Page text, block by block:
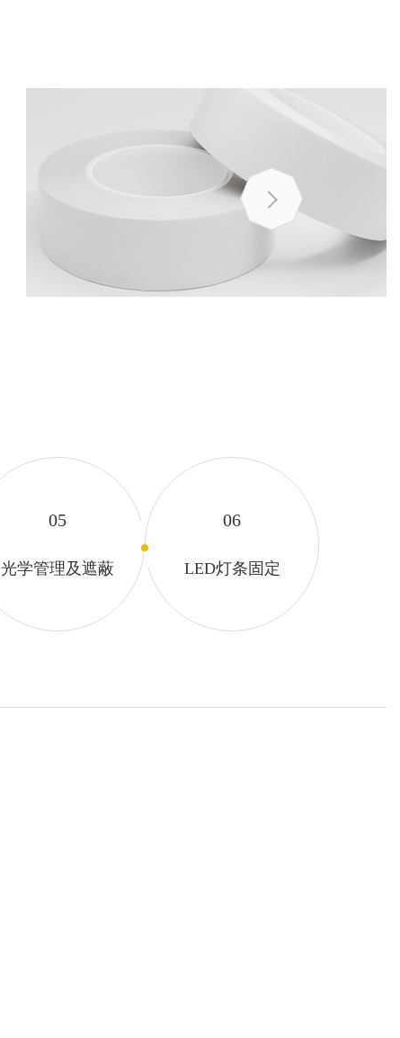
以透明PET薄膜为基材, 双面涂覆特种压克力胶制作而成。
胶带对大多数表面具有很强粘合力, 包括低表面能的材料,
比如聚丙烯以及粉末涂层, 胶带具有优异的粘合力以及低污
05
光学管理及遮蔽
06
LED灯条固定